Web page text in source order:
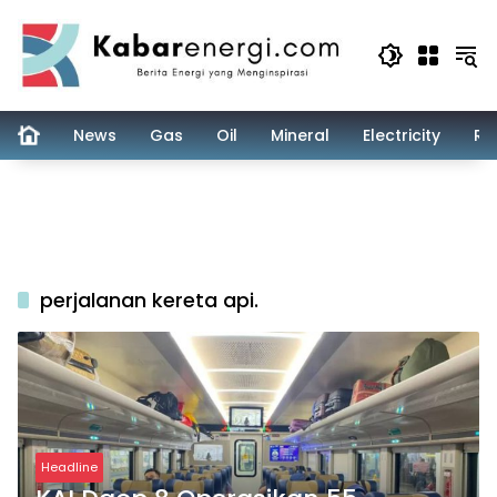
content
News Gas Oil Mineral Electricity
perjalanan kereta api.
Headline